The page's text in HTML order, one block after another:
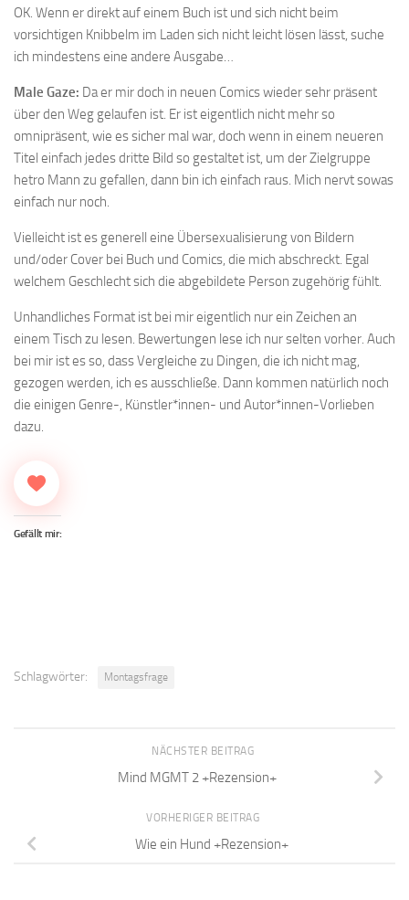
OK. Wenn er direkt auf einem Buch ist und sich nicht beim
vorsichtigen Knibbelm im Laden sich nicht leicht lösen lässt, suche
ich mindestens eine andere Ausgabe…
Male Gaze: Da er mir doch in neuen Comics wieder sehr präsent
über den Weg gelaufen ist. Er ist eigentlich nicht mehr so
omnipräsent, wie es sicher mal war, doch wenn in einem neueren
Titel einfach jedes dritte Bild so gestaltet ist, um der Zielgruppe
hetro Mann zu gefallen, dann bin ich einfach raus. Mich nervt sowas
einfach nur noch.
Vielleicht ist es generell eine Übersexualisierung von Bildern
und/oder Cover bei Buch und Comics, die mich abschreckt. Egal
welchem Geschlecht sich die abgebildete Person zugehörig fühlt.
Unhandliches Format ist bei mir eigentlich nur ein Zeichen an
einem Tisch zu lesen. Bewertungen lese ich nur selten vorher. Auch
bei mir ist es so, dass Vergleiche zu Dingen, die ich nicht mag,
gezogen werden, ich es ausschließe. Dann kommen natürlich noch
die einigen Genre-, Künstler*innen- und Autor*innen-Vorlieben
dazu.
Gefällt mir:
Schlagwörter: Montagsfrage
NÄCHSTER BEITRAG
Mind MGMT 2 +Rezension+
VORHERIGER BEITRAG
Wie ein Hund +Rezension+